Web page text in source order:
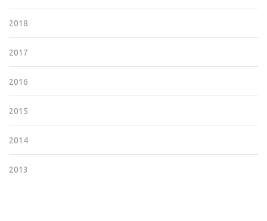
2018
2017
2016
2015
2014
2013